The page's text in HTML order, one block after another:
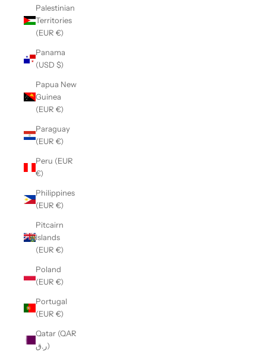
Palestinian
Territories
(EUR €)
Panama
(USD $)
Papua New
Guinea
(EUR €)
Paraguay
(EUR €)
Peru (EUR
€)
Philippines
(EUR €)
Pitcairn
Islands
(EUR €)
Poland
(EUR €)
Portugal
(EUR €)
Qatar (QAR
ر.ق)